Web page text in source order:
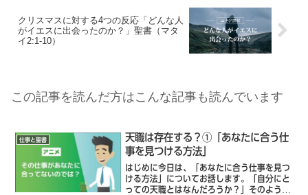
クリスマスに対する4つの反応「どんな人
がイエスに出会ったのか？」聖書（マタ
イ2:1-10）
この記事を読んだ方はこんな記事も読んでいます
仕事と聖書
天職は存在する？①「あなたに合う仕
事を見つける方法」
はじめに今日は、「あなたに合う仕事を見つ
ける方法」についてお話します。「自分にと
っての天職とはなんだろうか？」そのように